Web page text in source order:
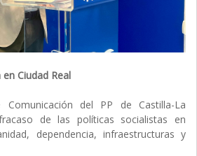
Ciudad Real
Comunicación del PP de Castilla-La
de las políticas socialistas en
dependencia, infraestructuras y